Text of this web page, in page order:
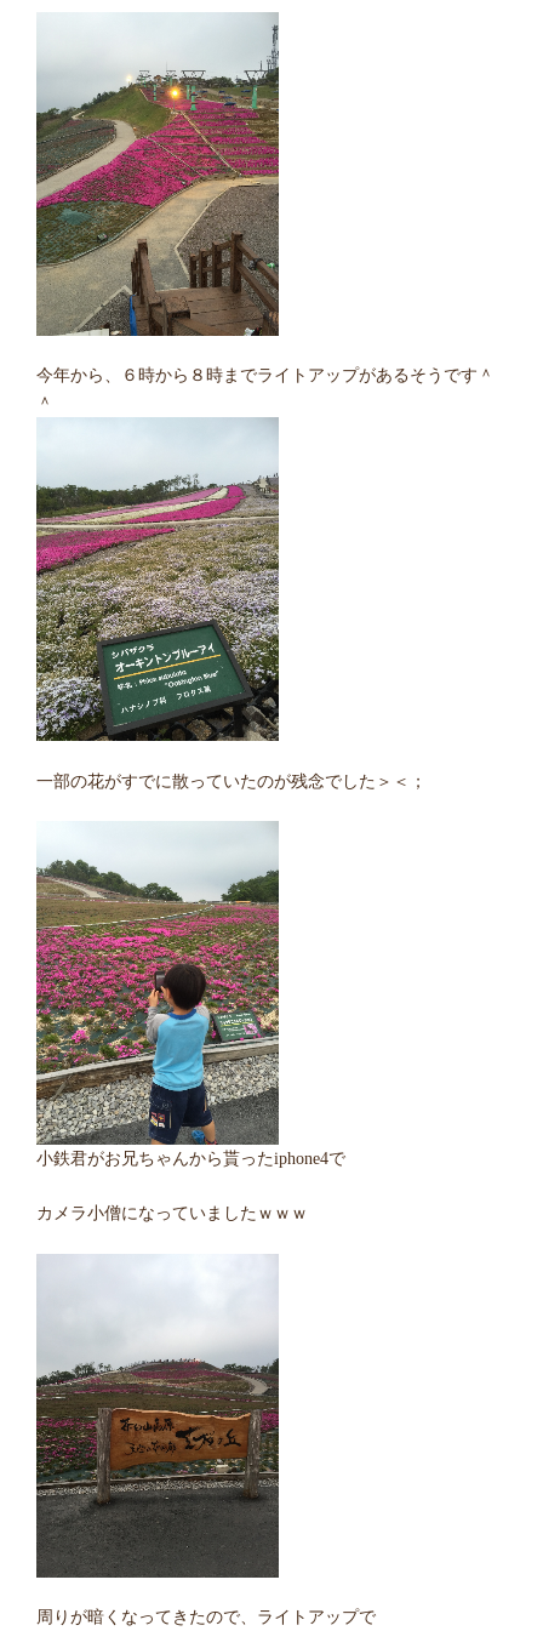
今年から、６時から８時までライトアップがあるそうです＾
＾
一部の花がすでに散っていたのが残念でした＞＜；
小鉄君がお兄ちゃんから貰ったiphone4で
カメラ小僧になっていましたｗｗｗ
周りが暗くなってきたので、ライトアップで